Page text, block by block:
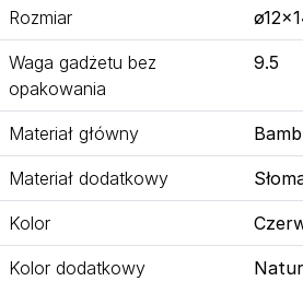
Rozmiar
Waga gadżetu bez
opakowania
9.5
Materiał główny
Materiał dodatkowy
Kolor
Kolor dodatkowy